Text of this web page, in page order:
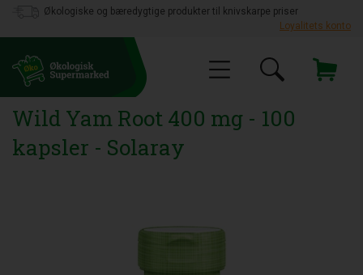
Økologiske og bæredygtige produkter til knivskarpe priser
Loyalitets konto
Wild Yam Root 400 mg - 100
kapsler - Solaray